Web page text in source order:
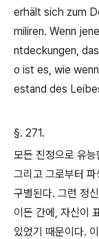
erhält sich zum
miliren. Wenn
ntdeckungen,
o ist es, wie
estand des
§. 271.
모든 진정으로 유
그리고 그로부터
구별된다. 그런 정
이든 간에 , 자신이
있었기 때문이다.